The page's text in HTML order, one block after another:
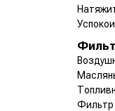
Фильтр